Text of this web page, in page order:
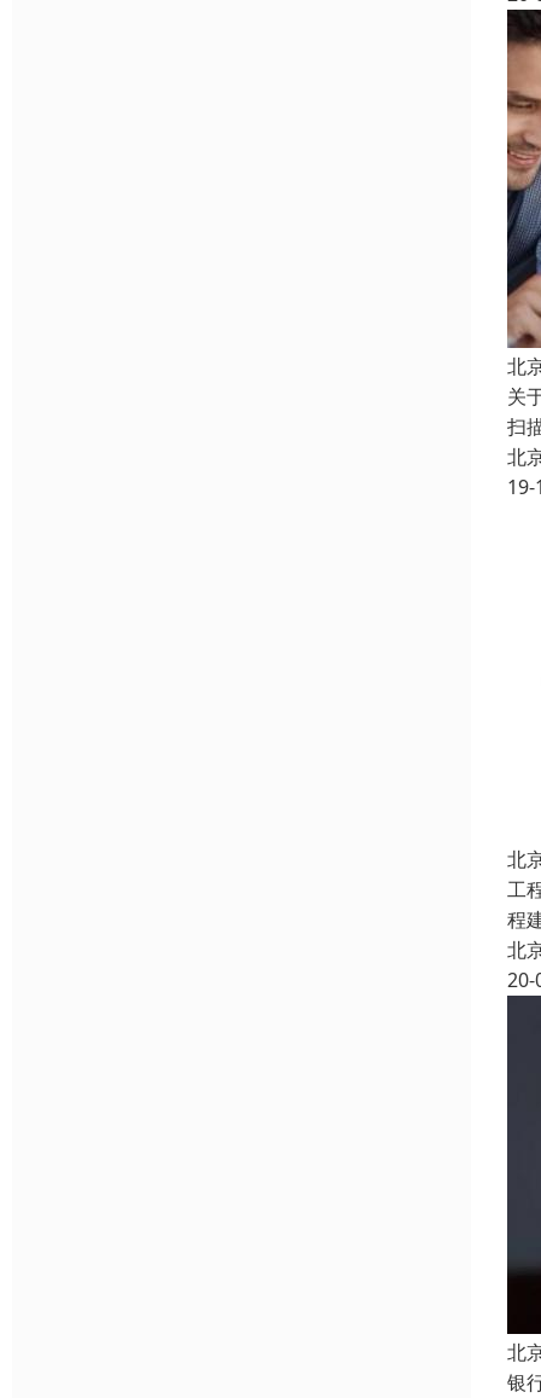
北
关
扫
北
19-
北
工
程
北
20-
北
银